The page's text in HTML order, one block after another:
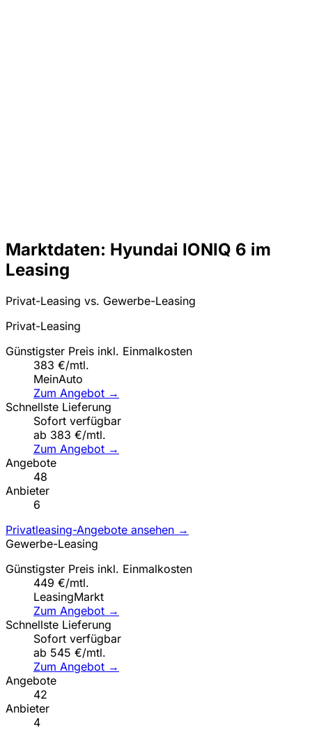
Marktdaten: Hyundai IONIQ 6 im
Leasing
Privat-Leasing vs. Gewerbe-Leasing
Privat-Leasing
Günstigster Preis inkl. Einmalkosten
383 €/mtl.
MeinAuto
Zum Angebot →
Schnellste Lieferung
Sofort verfügbar
ab 383 €/mtl.
Zum Angebot →
Angebote
48
Anbieter
6
Privatleasing-Angebote ansehen →
Gewerbe-Leasing
Günstigster Preis inkl. Einmalkosten
449 €/mtl.
LeasingMarkt
Zum Angebot →
Schnellste Lieferung
Sofort verfügbar
ab 545 €/mtl.
Zum Angebot →
Angebote
42
Anbieter
4